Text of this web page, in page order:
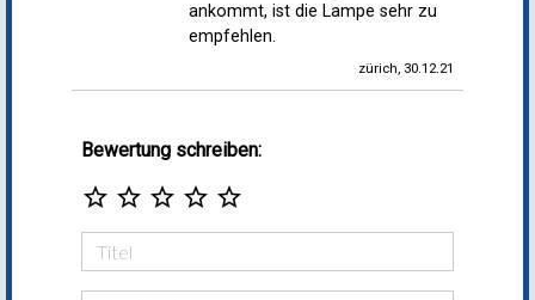
ankommt, ist die Lampe sehr zu
empfehlen.
zürich, 30.12.21
Bewertung schreiben:
star_border star_border star_border star_border star_border